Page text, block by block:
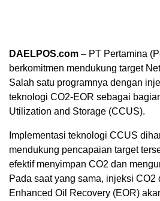
DAELPOS.com – PT Pertamina
berkomitmen mendukung target
Salah satu programnya dengan
teknologi CO2-EOR sebagai
Utilization and Storage (CCUS).
Implementasi teknologi CCUS
mendukung pencapaian target
efektif menyimpan CO2 dan
Pada saat yang sama, injeksi CO2
Enhanced Oil Recovery (EOR)